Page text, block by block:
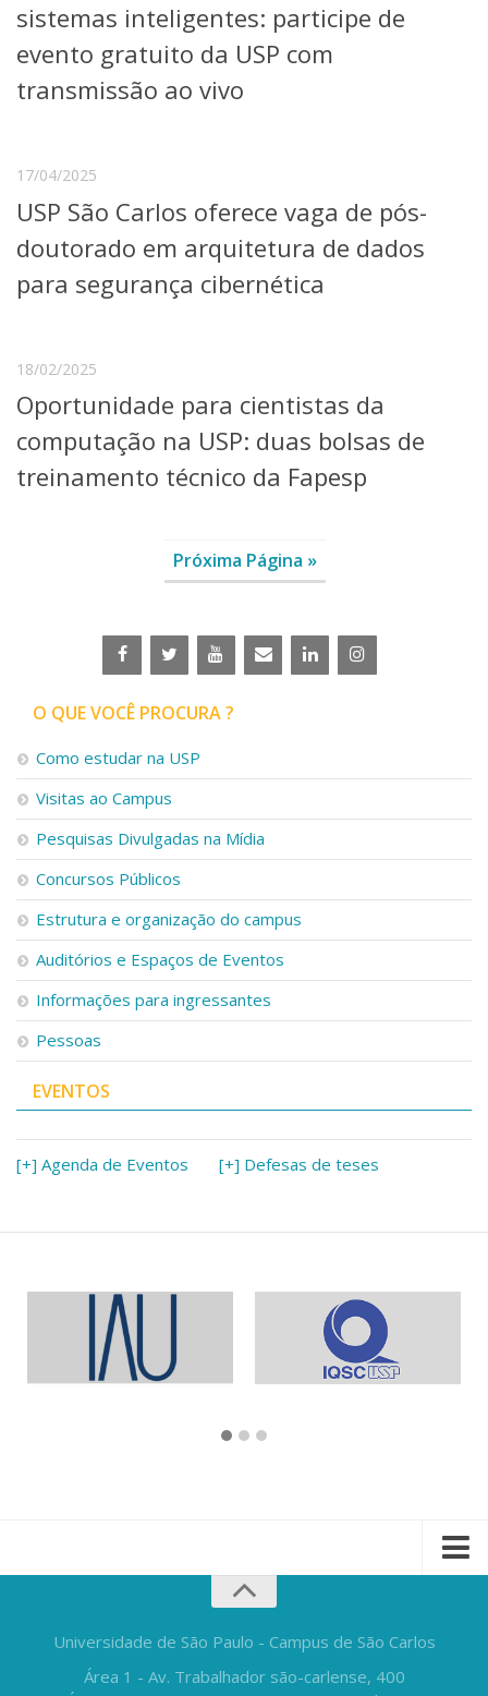
sistemas inteligentes: participe de
evento gratuito da USP com
transmissão ao vivo
17/04/2025
USP São Carlos oferece vaga de pós-
doutorado em arquitetura de dados
para segurança cibernética
18/02/2025
Oportunidade para cientistas da
computação na USP: duas bolsas de
treinamento técnico da Fapesp
Próxima Página »
O QUE VOCÊ PROCURA ?
Como estudar na USP
Visitas ao Campus
Pesquisas Divulgadas na Mídia
Concursos Públicos
Estrutura e organização do campus
Auditórios e Espaços de Eventos
Informações para ingressantes
Pessoas
EVENTOS
[+] Agenda de Eventos [+] Defesas de teses
Universidade de São Paulo - Campus de São Carlos
Área 1 - Av. Trabalhador são-carlense, 400